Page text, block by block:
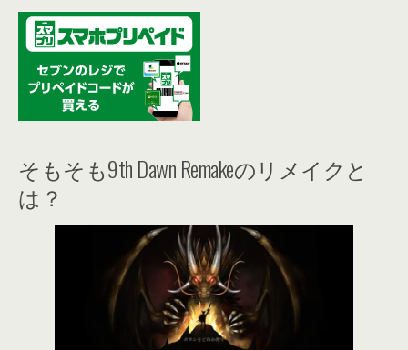
そもそも9th Dawn Remakeのリメイクと
は？